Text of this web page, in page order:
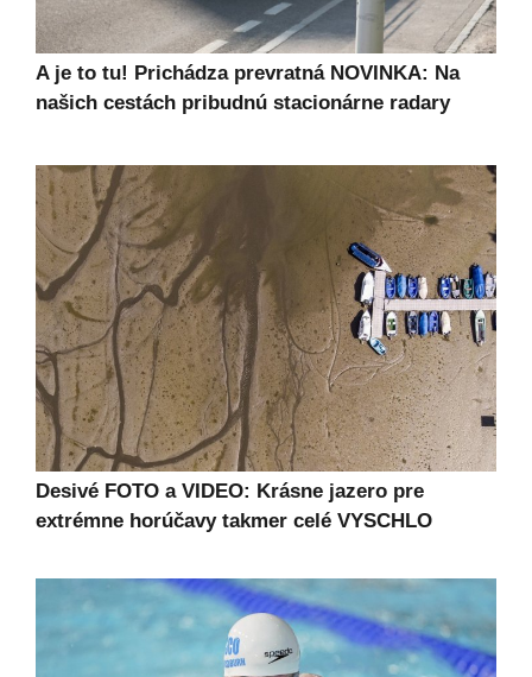
A je to tu! Prichádza prevratná NOVINKA: Na
našich cestách pribudnú stacionárne radary
Desivé FOTO a VIDEO: Krásne jazero pre
extrémne horúčavy takmer celé VYSCHLO